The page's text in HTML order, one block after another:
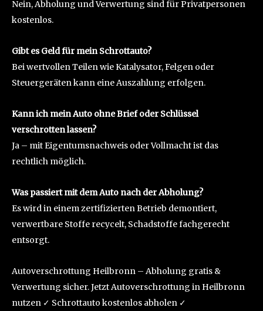
Nein, Abholung und Verwertung sind für Privatpersonen
kostenlos.
Gibt es Geld für mein Schrottauto?
Bei wertvollen Teilen wie Katalysator, Felgen oder
Steuergeräten kann eine Auszahlung erfolgen.
Kann ich mein Auto ohne Brief oder Schlüssel
verschrotten lassen?
Ja – mit Eigentumsnachweis oder Vollmacht ist das
rechtlich möglich.
Was passiert mit dem Auto nach der Abholung?
Es wird in einem zertifizierten Betrieb demontiert,
verwertbare Stoffe recycelt, Schadstoffe fachgerecht
entsorgt.
Autoverschrottung Heilbronn – Abholung gratis &
Verwertung sicher. Jetzt Autoverschrottung in Heilbronn
nutzen ✓ Schrottauto kostenlos abholen ✓